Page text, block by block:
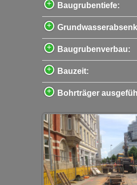
Baugrubentiefe:
Baugrubenverbau:
Bauzeit:
Bohrträger